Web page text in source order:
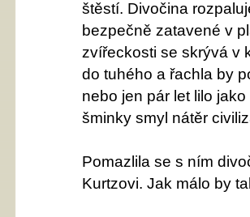
štěstí. Divočina
bezpečně zatavené v
zvířeckosti se skrývá v
do tuhého a řachla by
nebo jen pár let lilo
šminky smyl nátěr
Pomazlila se s ním
Kurtzovi. Jak málo by